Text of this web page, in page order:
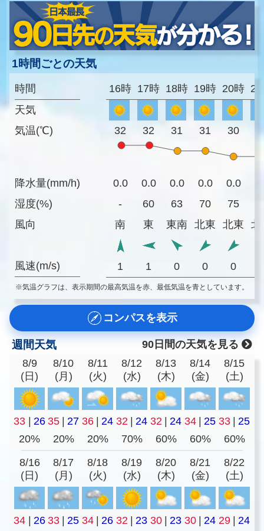
1時間ごとの天気
時間
天気
気温(℃)
降水量(mm/h)
湿度(%)
風向
風速(m/s)
16時 17時 18時 19時 20時
32 32 31 31 30
0.0 0.0 0.0 0.0 0.0
-
60 63 70 75
南
東 東南 北東 北東 北
1 1 0 0 0
※気温グラフは、表示期間の最高気温を赤、最低気温を青としています。
コンパスを表示
週間天気
90日間の天気を見る
8/9
(日)
8/10
(月)
8/11
(火)
8/12
(水)
8/13
(木)
8/14
(金)
8/15
(土)
33 | 26 35 | 27 36 | 24 32 | 24 32 | 24 34 | 25 33 | 25
20%
20% 20% 70% 60% 60% 60%
8/16
(日)
8/17
(月)
8/18
(火)
8/19
(水)
8/20
(木)
8/21
(金)
8/22
(土)
34 | 26 33 | 25 34 | 26 32 | 23 30 | 23 30 | 24 29 | 24